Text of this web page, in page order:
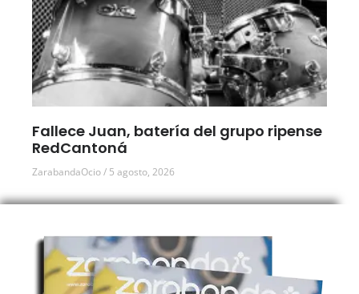
Fallece Juan, batería del grupo ripense
RedCantoná
ZarabandaOcio 5 agosto, 2026